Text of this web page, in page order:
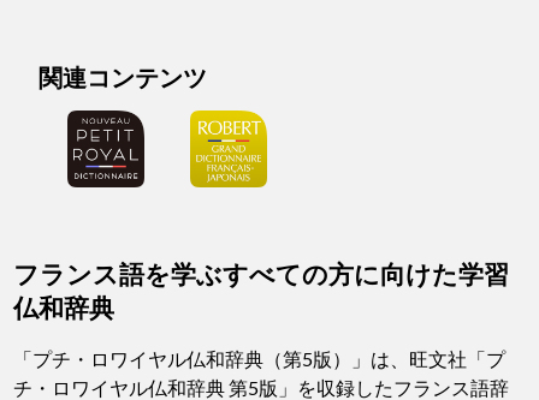
関連コンテンツ
フランス語を学ぶすべての方に向けた学習
仏和辞典
「プチ・ロワイヤル仏和辞典（第5版）」は、旺文社「プ
チ・ロワイヤル仏和辞典 第5版」を収録したフランス語辞